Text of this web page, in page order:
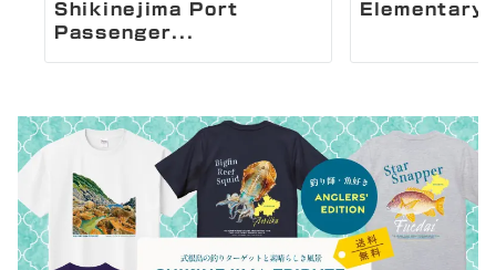
Shikinejima Port
Passenger...
Elementary